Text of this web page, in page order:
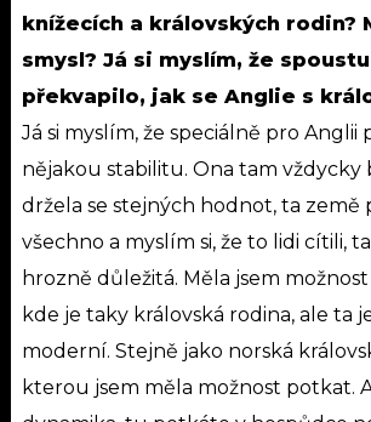
knížecích a královských rodin?
smysl? Já si myslím, že
překvapilo, jak se Anglie s
Já si myslím, že speciálně pro Anglii
nějakou stabilitu. Ona tam vždycky
držela se stejných hodnot, ta země
všechno a myslím si, že to lidi cítili,
hrozně důležitá. Měla jsem
kde je taky královská rodina, ale ta
moderní. Stejně jako norská
kterou jsem měla možnost potkat.